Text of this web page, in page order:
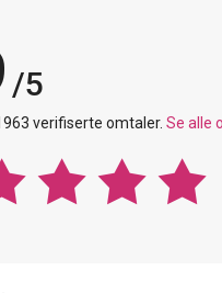
/5
verifiserte omtaler. Se alle